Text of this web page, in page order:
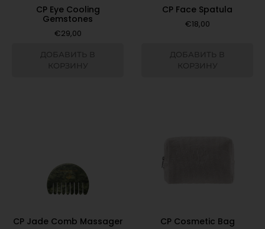
CP Eye Cooling
Gemstones
€29,00
ДОБАВИТЬ В
КОРЗИНУ
CP Face Spatula
€18,00
ДОБАВИТЬ В
КОРЗИНУ
CP Jade Comb Massager CP Cosmetic Bag